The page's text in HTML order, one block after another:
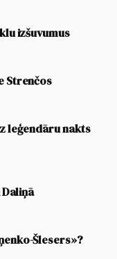
izšuvumus
Strenčos
leģendāru nakts
Šlesers»?